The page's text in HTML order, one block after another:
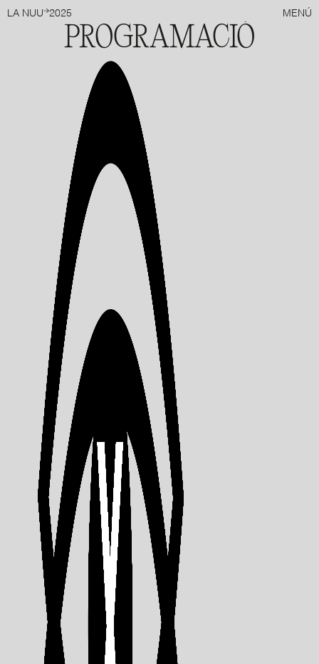
LA NUU 2025 MENÚ
PROGRAMACIÓ
SCREEN